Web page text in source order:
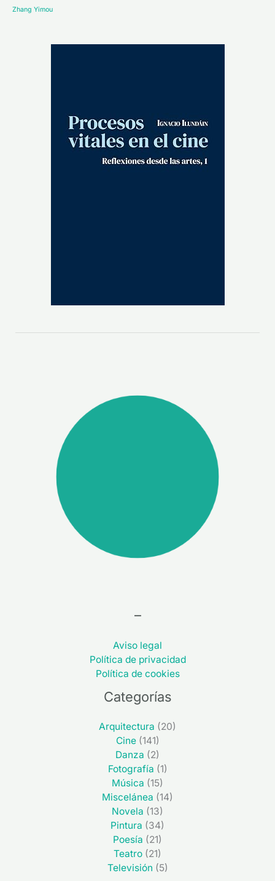
Zhang Yimou
–
Aviso legal
Política de privacidad
Política de cookies
Categorías
Arquitectura (20)
Cine(141)
Danza (2)
Fotografía (1)
Música (15)
Miscelánea (14)
Novela (13)
Pintura (34)
Poesía (21)
Teatro (21)
Televisión (5)